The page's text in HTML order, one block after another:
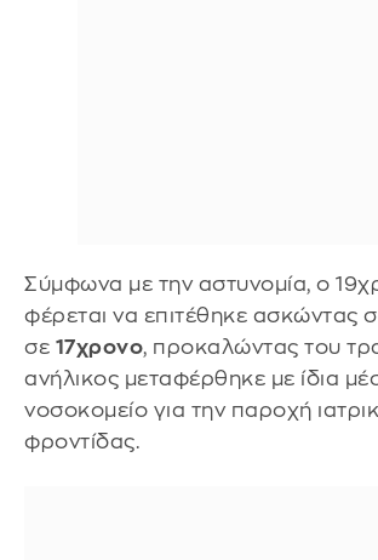
Σύμφωνα με την αστυνομία, ο
φέρεται να επιτέθηκε ασκώντας
σε 17χρονο, προκαλώντας του
ανήλικος μεταφέρθηκε με ίδια
νοσοκομείο για την παροχή
φροντίδας.